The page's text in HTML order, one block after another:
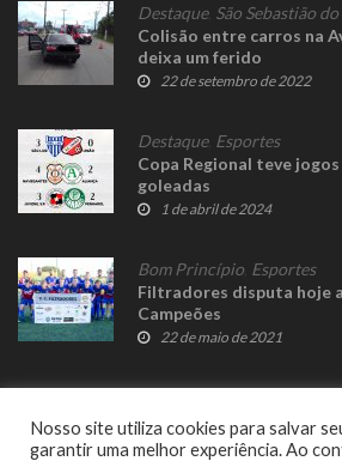
Destaque, São Sebastião
Colisão entre carros na
deixa um ferido
22 de setembro de 2022
Destaque, Esportes
Copa Regional teve
goleadas
1 de abril de 2024
Bom Princípio Esportes
Filtradores disputa hoje
Campeões
22 de maio de 2021
Nosso site utiliza cookies para salvar
garantir uma melhor experiência. Ao